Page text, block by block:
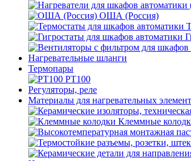
ОША (Россия)
Нагревательные шланги
Термопары
PT100
Регуляторы, реле
Материалы для нагревательных
Клеммные